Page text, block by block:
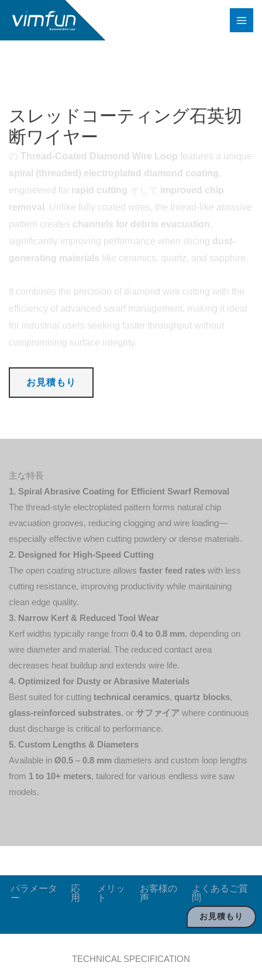
テ
スレッドコーティング石英切
断ワイヤー
の Thread-Coated Diamond Wire Loop features a unique
spiral (threaded) electroplated diamond coating ,
engineered for rapid cutting そして improved chip
removal . Unlike fully coated wires, the thread-like abrasive
pattern creates channels for debris evacuation,
significantly improving performance when slicing dust-
generating materials like ceramics, quartz, and sapphire.
It combines the precision of diamond wire cutting with the
efficiency of advanced swarf management, making it ideal
for industrial users seeking faster throughput without
compromising surface integrity.
お見積もり
主な特長
1. Spiral Abrasive Coating for Efficient Swarf Removal
The thread-style electroplated pattern forms natural chip
evacuation grooves, reducing clogging and wire loading—
especially effective when cutting powdery or dense materials.
2. Designed for High-Speed Cutting
The open coating structure allows faster feed rates with less
cutting resistance, improving productivity while maintaining
clean edge quality.
3. Narrow Kerf & Reduced Tool Wear
Kerf widths typically range from 0.4 to 0.8 mm, depending on
wire diameter and material. The reduced contact area
decreases heat buildup and extends wire life.
4. Optimized for Dusty or Abrasive Materials
Best suited for cutting technical ceramics, quartz blocks,
glass-reinforced substrates, or サファイア where continuous
dust discharge is critical to performance.
5. Custom Lengths & Diameters
Available in Ø0.5 – 0.8 mm diameters and custom loop lengths
from 1 to 10+ meters, tailored for various endless wire saw
models.
パラメータ
ー
応
用
メリッ
ト
お客様の
声
よくあるご質
問
お見積もり
TECHNICAL SPECIFICATION